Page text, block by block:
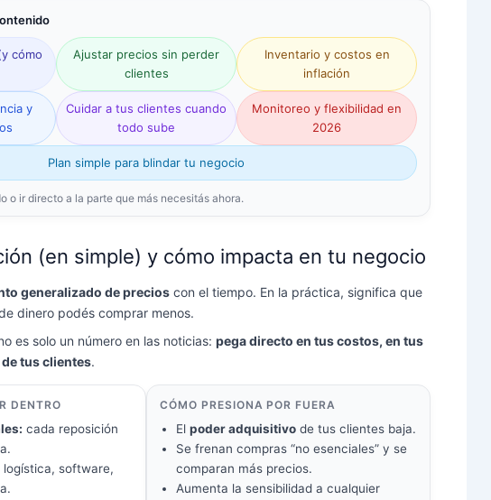
cómo
Ajustar precios sin perder
clientes
Inventario y costos en
inflación
y
Cuidar a tus clientes cuando
todo sube
Monitoreo y flexibilidad en
2026
Plan simple para blindar tu negocio
o ir directo a la parte que más necesitás ahora.
(en simple) y cómo impacta en tu negocio
generalizado de precios con el tiempo. En la práctica, significa que
dinero podés comprar menos.
es solo un número en las noticias: pega directo en tus costos, en tus
tus clientes.
DENTRO
cada reposición
logística, software,
CÓMO PRESIONA POR FUERA
El poder adquisitivo de tus clientes baja.
Se frenan compras “no esenciales” y se
comparan más precios.
Aumenta la sensibilidad a cualquier